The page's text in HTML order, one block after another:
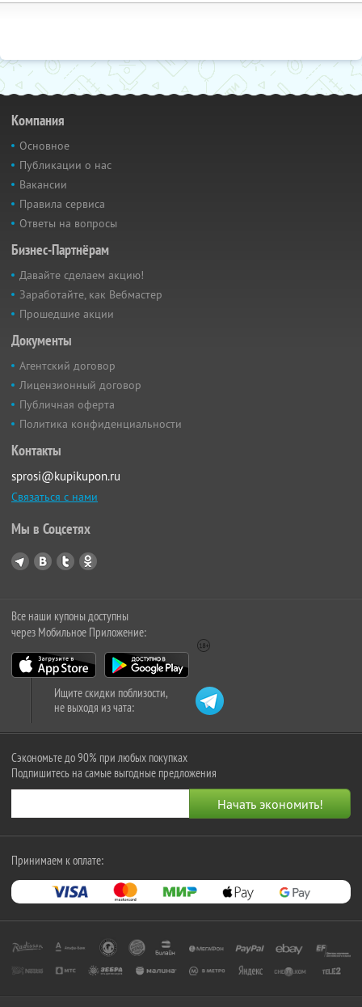
Компания
Основное
Публикации о нас
Вакансии
Правила сервиса
Ответы на вопросы
Бизнес-Партнёрам
Давайте сделаем акцию!
Заработайте, как Вебмастер
Прошедшие акции
Документы
Агентский договор
Лицензионный договор
Публичная оферта
Политика конфиденциальности
Контакты
sprosi@kupikupon.ru
Связаться с нами
Мы в Соцсетях
Все наши купоны доступны
через Мобильное Приложение:
Ищите скидки поблизости,
не выходя из чата:
Сэкономьте до 90% при любых покупках
Подпишитесь на самые выгодные предложения
Принимаем к оплате: